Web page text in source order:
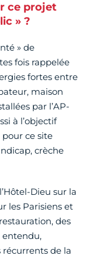
ce projet
» ?
» de
fois rappelée
fortes entre
maison
par l’AP-
à l’objectif
ce site
crèche
Dieu sur la
les Parisiens et
des
entendu,
de la